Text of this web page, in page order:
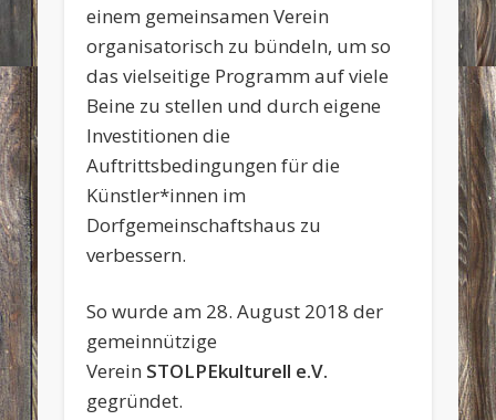
einem gemeinsamen Verein
organisatorisch zu bündeln, um so
das vielseitige Programm auf viele
Beine zu stellen und durch eigene
Investitionen die
Auftrittsbedingungen für die
Künstler*innen im
Dorfgemeinschaftshaus zu
verbessern.
So wurde am 28. August 2018 der
gemeinnützige
Verein STOLPEkulturell e.V.
gegründet.